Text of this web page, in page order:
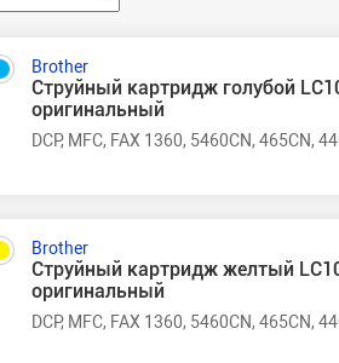
Brother
Струйный картридж голубой
оригинальный
DCP, MFC, FAX 1360, 5460CN, 465CN,
Brother
Струйный картридж желтый
оригинальный
DCP, MFC, FAX 1360, 5460CN, 465CN,